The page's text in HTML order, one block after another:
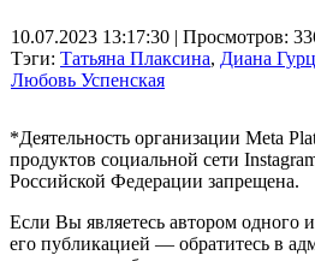
10.07.2023 13:17:30 | Просмотров:
Тэги: Татьяна Плаксина, Диана
Любовь Успенская
*Деятельность организации Meta
продуктов социальной сети
Российской Федерации запрещена.
Если Вы являетесь автором одного
его публикацией — обратитесь в